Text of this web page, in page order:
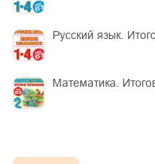
Русский язык.
Математика.